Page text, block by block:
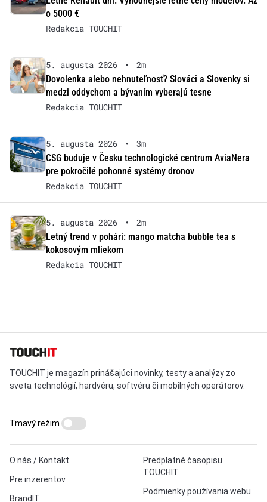
o 5000 €
Redakcia TOUCHIT
5. augusta 2026 •
2m
Dovolenka alebo nehnuteľnosť? Slováci a Slovenky si
medzi oddychom a bývaním vyberajú tesne
Redakcia TOUCHIT
5. augusta 2026 •
3m
CSG buduje v Česku technologické centrum AviaNera
pre pokročilé pohonné systémy dronov
Redakcia TOUCHIT
5. augusta 2026 •
2m
Letný trend v pohári: mango matcha bubble tea s
kokosovým mliekom
Redakcia TOUCHIT
TOUCHIT je magazín prinášajúci novinky, testy a analýzy zo
sveta technológií, hardvéru, softvéru či mobilných operátorov.
O nás / Kontakt
Pre inzerentov
BrandIT
Predplatné časopisu
TOUCHIT
Podmienky používania webu
Tmavý režim